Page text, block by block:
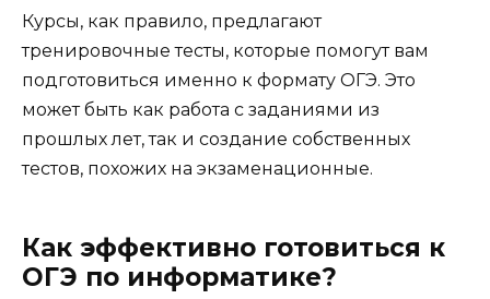
Курсы, как правило, предлагают
тренировочные тесты, которые помогут вам
подготовиться именно к формату ОГЭ. Это
может быть как работа с заданиями из
прошлых лет, так и создание собственных
тестов, похожих на экзаменационные.
Как эффективно готовиться к
ОГЭ по информатике?